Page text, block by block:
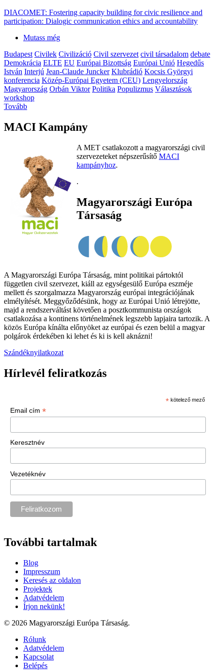
DIACOMET: Fostering capacity building for civic resilience and
participation: Dialogic communication ethics and accountability
Mutass még
Budapest Civilek Civilizáció Civil szervezet civil társadalom debate
Demokrácia ELTE EU Európai Bizottság Európai Unió Hegedűs
István Interjú Jean-Claude Juncker Klubrádió Kocsis Györgyi
konferencia Közép-Európai Egyetem (CEU) Lengyelország
Magyarország Orbán Viktor Politika Populizmus Választások
workshop
Tovább
MACI Kampány
A MET csatlakozott a magyarországi civil
szervezeteket népszerűsítő MACI
kampányhoz.
.
Magyarországi Európa
Társaság
A Magyarországi Európa Társaság, mint politikai pártoktól
független civil szervezet, kiáll az egységesülő Európa eszméje
mellett és szorgalmazza Magyarország európai integrációjának
elmélyítését. Meggyőződésünk, hogy az Európai Unió létrejötte,
majd a rendszerváltást követően a posztkommunista országok
csatlakozása a kontinens történelmének legszebb lapjaira tartozik. A
közös Európa kínálta előnyöket az európai és ezen belül a magyar
polgárok érdekében ki lehet és ki is kell aknázni!
Szándéknyilatkozat
Hírlevél feliratkozás
* kötelező mező
Email cím *
Keresztnév
Vezetéknév
További tartalmak
Blog
Impresszum
Keresés az oldalon
Projektek
Adatvédelem
Írjon nekünk!
© 2026 Magyarországi Európa Társaság.
Rólunk
Adatvédelem
Kapcsolat
Belépés